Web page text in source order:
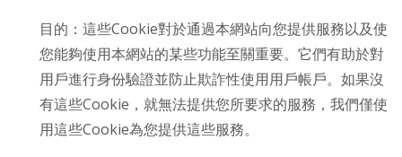
目的：這些Cookie對於通過本網站向您提供服務以及使
您能夠使用本網站的某些功能至關重要。它們有助於對
用戶進行身份驗證並防止欺詐性使用用戶帳戶。如果沒
有這些Cookie，就無法提供您所要求的服務，我們僅使
用這些Cookie為您提供這些服務。